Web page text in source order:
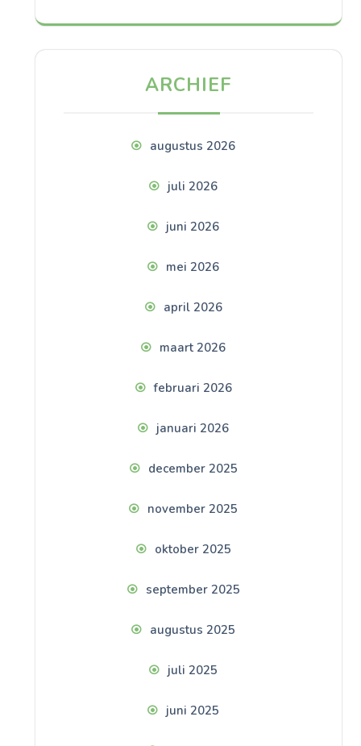
ARCHIEF
augustus 2026
juli 2026
juni 2026
mei 2026
april 2026
maart 2026
februari 2026
januari 2026
december 2025
november 2025
oktober 2025
september 2025
augustus 2025
juli 2025
juni 2025